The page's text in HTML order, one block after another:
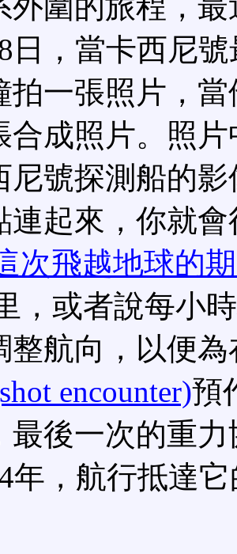
外圍的旅程，
日，當卡西尼
拍一張照片，
合成照片。照
尼號探測船的
連起來，你就
次飛越地球的
，或者說每小
整航向，以便
encounter)預
最後一次的重
年，航行抵達